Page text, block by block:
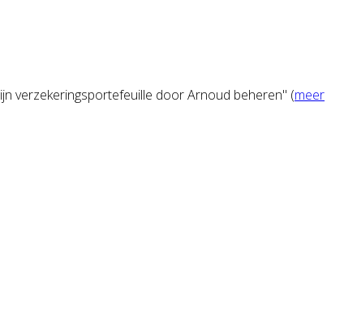
verzekeringsportefeuille door Arnoud beheren" (meer